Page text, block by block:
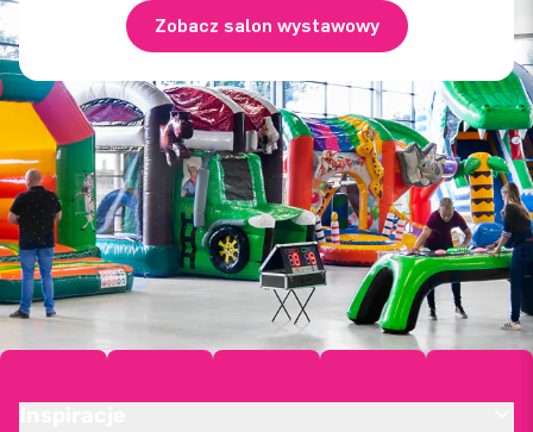
Zobacz salon wystawowy